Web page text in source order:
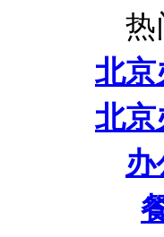
热
北京
北京
办